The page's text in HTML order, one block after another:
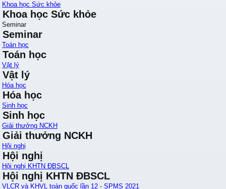
Khoa học Sức khỏe
Khoa học Sức khỏe
Seminar
Seminar
Toán học
Toán học
Vật lý
Vật lý
Hóa học
Hóa học
Sinh học
Sinh học
Giải thưởng NCKH
Giải thưởng NCKH
Hội nghị
Hội nghị
Hội nghị KHTN ĐBSCL
Hội nghị KHTN ĐBSCL
VLCR và KHVL toàn quốc lần 12 - SPMS 2021